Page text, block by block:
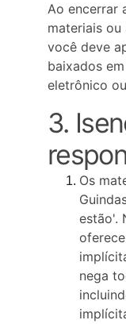
Ao encerrar
materiais
você deve
baixados
eletrônico
3.
Os
estão'.
nega